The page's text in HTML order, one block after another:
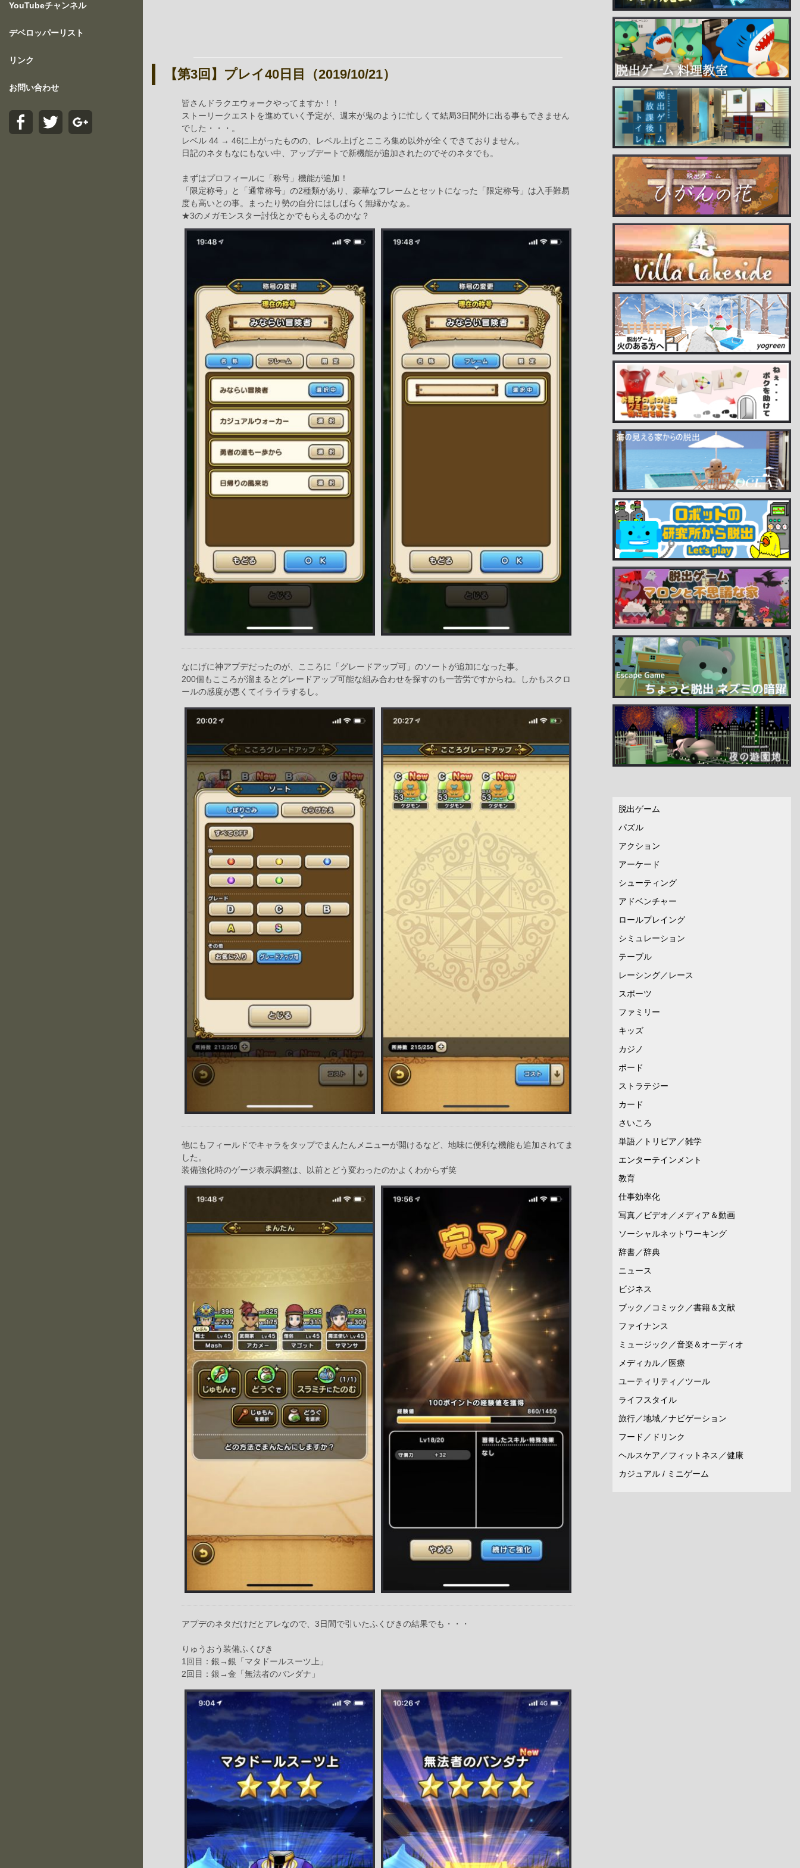
YouTubeチャンネル
デベロッパーリスト
リンク
お問い合わせ
【第3回】プレイ40日目（2019/10/21）
皆さんドラクエウォークやってますか！！
ストーリークエストを進めていく予定が、週末が鬼のように忙しくて結局3日間外に出る事もできません
でした・・・。
レベル 44 → 46に上がったものの、レベル上げとこころ集め以外が全くできておりません。
日記のネタもなにもない中、アップデートで新機能が追加されたのでそのネタでも。
まずはプロフィールに「称号」機能が追加！
「限定称号」と「通常称号」の2種類があり、豪華なフレームとセットになった「限定称号」は入手難易
度も高いとの事。まったり勢の自分にはしばらく無縁かなぁ。
★3のメガモンスター討伐とかでもらえるのかな？
なにげに神アプデだったのが、こころに「グレードアップ可」のソートが追加になった事。
200個もこころが溜まるとグレードアップ可能な組み合わせを探すのも一苦労ですからね。しかもスクロ
ールの感度が悪くてイライラするし。
他にもフィールドでキャラをタップでまんたんメニューが開けるなど、地味に便利な機能も追加されてま
した。
装備強化時のゲージ表示調整は、以前とどう変わったのかよくわからず笑
アプデのネタだけだとアレなので、3日間で引いたふくびきの結果でも・・・
りゅうおう装備ふくびき
1回目：銀→銀「マタドールスーツ上」
2回目：銀→金「無法者のバンダナ」
脱出ゲーム
パズル
アクション
アーケード
シューティング
アドベンチャー
ロールプレイング
シミュレーション
テーブル
レーシング／レース
スポーツ
ファミリー
キッズ
カジノ
ボード
ストラテジー
カード
さいころ
単語／トリビア／雑学
エンターテインメント
教育
仕事効率化
写真／ビデオ／メディア＆動画
ソーシャルネットワーキング
辞書／辞典
ニュース
ビジネス
ブック／コミック／書籍＆文献
ファイナンス
ミュージック／音楽＆オーディオ
メディカル／医療
ユーティリティ／ツール
ライフスタイル
旅行／地域／ナビゲーション
フード／ドリンク
ヘルスケア／フィットネス／健康
カジュアル / ミニゲーム